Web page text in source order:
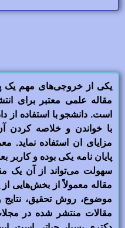
یکی از خروجی‌های مهم یک
مقاله علمی معتبر برای
است. دانشجو با استفاده از
با خواندن و خلاصه کردن
مزایای ان استفاده نماید.
پایان نامه یکی بوده و کاربر
سهولت می‌تواند از آن یک
مقاله معمولاً از بخش‌هایی از
موضوع، روش تحقیق،
مقالات منتشر شده در